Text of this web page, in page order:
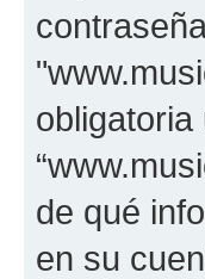
de qué
en su